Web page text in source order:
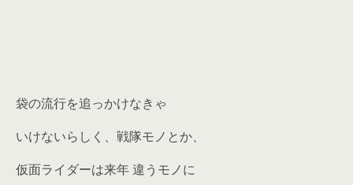
袋の流行を追っかけなきゃ
いけないらしく、戦隊モノとか、
仮面ライダーは来年 違うモノに